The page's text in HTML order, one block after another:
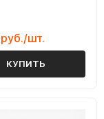
руб./шт.
КУПИТЬ